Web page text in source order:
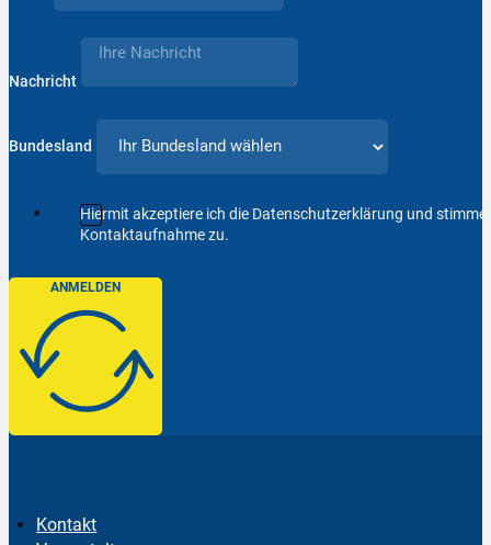
Nachricht
Bundesland
Hiermit akzeptiere ich die Datenschutzerklärung und
Kontaktaufnahme zu.
ANMELDEN
Kontakt